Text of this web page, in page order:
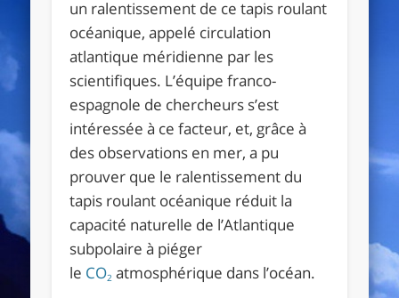
un ralentissement de ce tapis roulant
océanique, appelé circulation
atlantique méridienne par les
scientifiques. L’équipe franco-
espagnole de chercheurs s’est
intéressée à ce facteur, et, grâce à
des observations en mer, a pu
prouver que le ralentissement du
tapis roulant océanique réduit la
capacité naturelle de l’Atlantique
subpolaire à piéger
le CO2 atmosphérique dans l’océan.